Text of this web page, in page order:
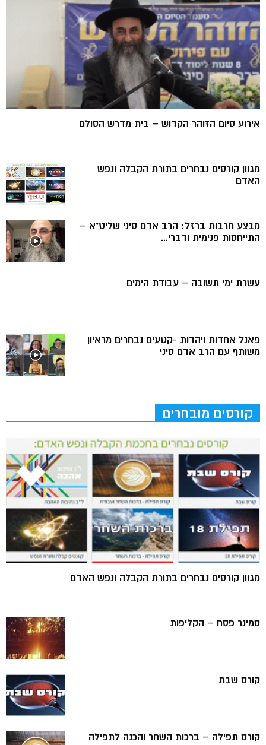
אירוע סיום הזוהר הקדוש – בית מדרש הסולם
מגוון קורסים נבחרים בתורת הקבלה ונפש
האדם
מבצע חרבות ברזל: הרב אדם סיני שליט”א –
התייחסות פנימית ודברי...
עשרת ימי תשובה – עבודת הימים
פאנל אחדות ויהדות -קטעים נבחרים מראיון
משותף עם הרב אדם סיני
קורסים מובחרים
מגוון קורסים נבחרים בתורת הקבלה ונפש האדם
סמינר פסח – הקליפות
קורס שבת
קורס תפילה – ברכות השחר והכנה לתפילה